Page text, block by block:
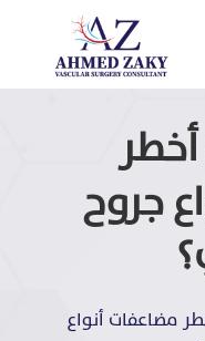
جروح
مضاعفات أنواع